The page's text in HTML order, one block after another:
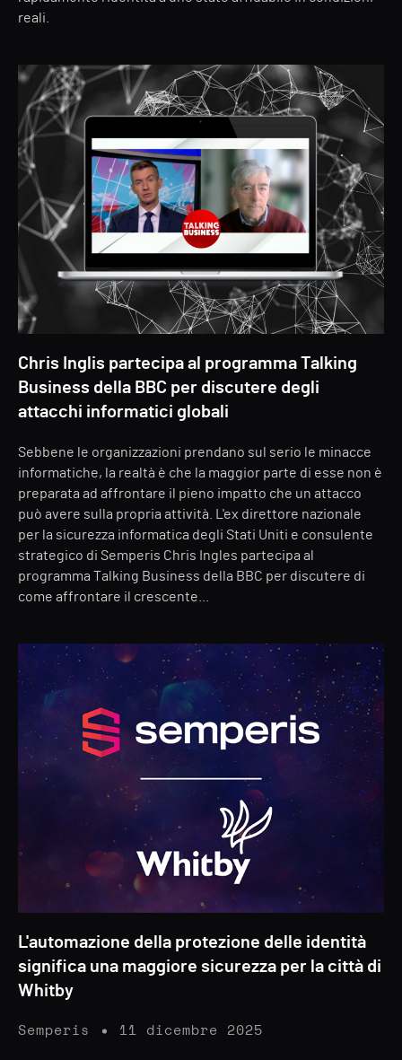
reali.
Chris Inglis partecipa al programma Talking
Business della BBC per discutere degli
attacchi informatici globali
Sebbene le organizzazioni prendano sul serio le minacce
informatiche, la realtà è che la maggior parte di esse non è
preparata ad affrontare il pieno impatto che un attacco
può avere sulla propria attività. L'ex direttore nazionale
per la sicurezza informatica degli Stati Uniti e consulente
strategico di Semperis Chris Ingles partecipa al
programma Talking Business della BBC per discutere di
come affrontare il crescente...
L'automazione della protezione delle identità
significa una maggiore sicurezza per la città di
Whitby
Semperis 11 dicembre 2025